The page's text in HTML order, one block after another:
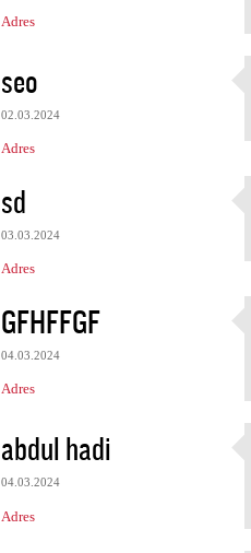
Adres
seo
02.03.2024
Adres
sd
03.03.2024
Adres
GFHFFGF
04.03.2024
Adres
abdul hadi
04.03.2024
Adres